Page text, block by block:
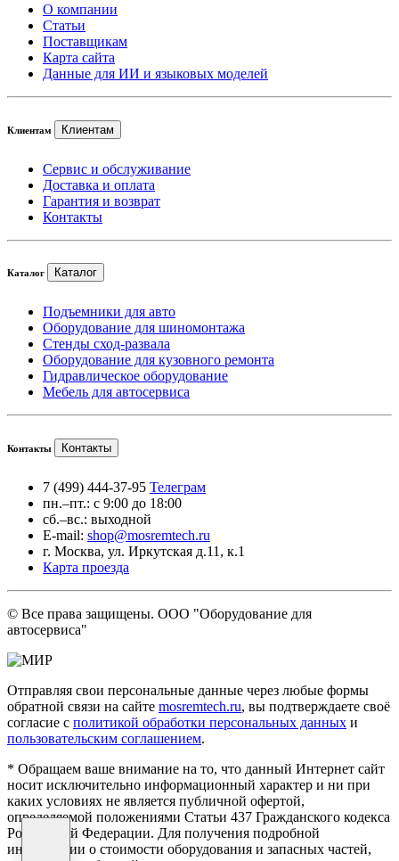
О компании
Статьи
Поставщикам
Карта сайта
Данные для ИИ и языковых моделей
Клиентам Клиентам
Сервис и обслуживание
Доставка и оплата
Гарантия и возврат
Контакты
Каталог Каталог
Подъемники для авто
Оборудование для шиномонтажа
Стенды сход-развала
Оборудование для кузовного ремонта
Гидравлическое оборудование
Мебель для автосервиса
Контакты Контакты
7 (499) 444-37-95 Телеграм
пн.–пт.: с 9:00 до 18:00
сб.–вс.: выходной
E-mail: shop@mosremtech.ru
г. Москва, ул. Иркутская д.11, к.1
Карта проезда
© Все права защищены. ООО "Оборудование для
автосервиса"
Отправляя свои персональные данные через любые формы
обратной связи на сайте mosremtech.ru, вы подтверждаете своё
согласие с политикой обработки персональных данных и
пользовательским соглашением.
* Обращаем ваше внимание на то, что данный Интернет сайт
носит исключительно информационный характер и ни при
каких условиях не является публичной офертой,
определяемой положениями Статьи 437 Гражданского кодекса
Российской Федерации. Для получения подробной
информации о стоимости оборудования и запасных частей,